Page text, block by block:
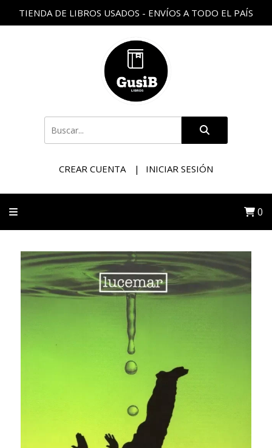
TIENDA DE LIBROS USADOS - ENVÍOS A TODO EL PAÍS
CREAR CUENTA INICIAR SESIÓN
0